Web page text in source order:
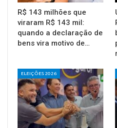
R$ 143 milhões que
viraram R$ 143 mil:
quando a declaração de
bens vira motivo de…
ELEIÇÕES 2026